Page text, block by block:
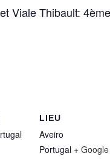
Viale Thibault:
LIEU
Aveiro
Portugal +